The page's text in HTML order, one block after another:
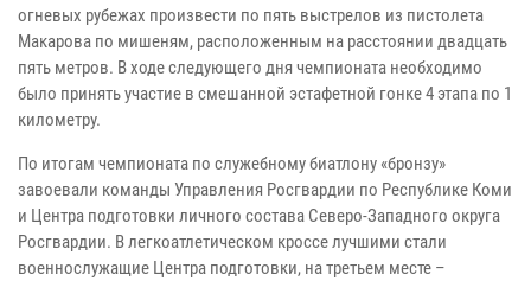
огневых рубежах произвести по пять выстрелов из пистолета
Макарова по мишеням, расположенным на расстоянии двадцать
пять метров. В ходе следующего дня чемпионата необходимо
было принять участие в смешанной эстафетной гонке 4 этапа по 1
километру.
По итогам чемпионата по служебному биатлону «бронзу»
завоевали команды Управления Росгвардии по Республике Коми
и Центра подготовки личного состава Северо-Западного округа
Росгвардии. В легкоатлетическом кроссе лучшими стали
военнослужащие Центра подготовки, на третьем месте –